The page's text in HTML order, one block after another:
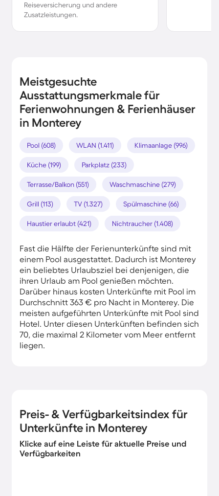
Reiseversicherung und andere
Zusatzleistungen.
Meistgesuchte
Ausstattungsmerkmale für
Ferienwohnungen & Ferienhäuser
in Monterey
Pool (608) WLAN (1.411) Klimaanlage (996)
Küche (199) Parkplatz (233)
Terrasse/Balkon (551) Waschmaschine (279)
Grill (113) TV (1.327) Spülmaschine (66)
Haustier erlaubt (421) Nichtraucher (1.408)
Fast die Hälfte der Ferienunterkünfte sind mit
einem Pool ausgestattet. Dadurch ist Monterey
ein beliebtes Urlaubsziel bei denjenigen, die
ihren Urlaub am Pool genießen möchten.
Darüber hinaus kosten Unterkünfte mit Pool im
Durchschnitt 363 € pro Nacht in Monterey. Die
meisten aufgeführten Unterkünfte mit Pool sind
Hotel. Unter diesen Unterkünften befinden sich
70, die maximal 2 Kilometer vom Meer entfernt
liegen.
Preis- & Verfügbarkeitsindex für
Unterkünfte in Monterey
Klicke auf eine Leiste für aktuelle Preise und
Verfügbarkeiten